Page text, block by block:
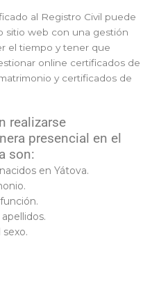
al Registro Civil puede
sitio web con una gestión
el tiempo y tener que
online certificados de
y certificados de
realizarse
presencial en el
son:
en Yátova.